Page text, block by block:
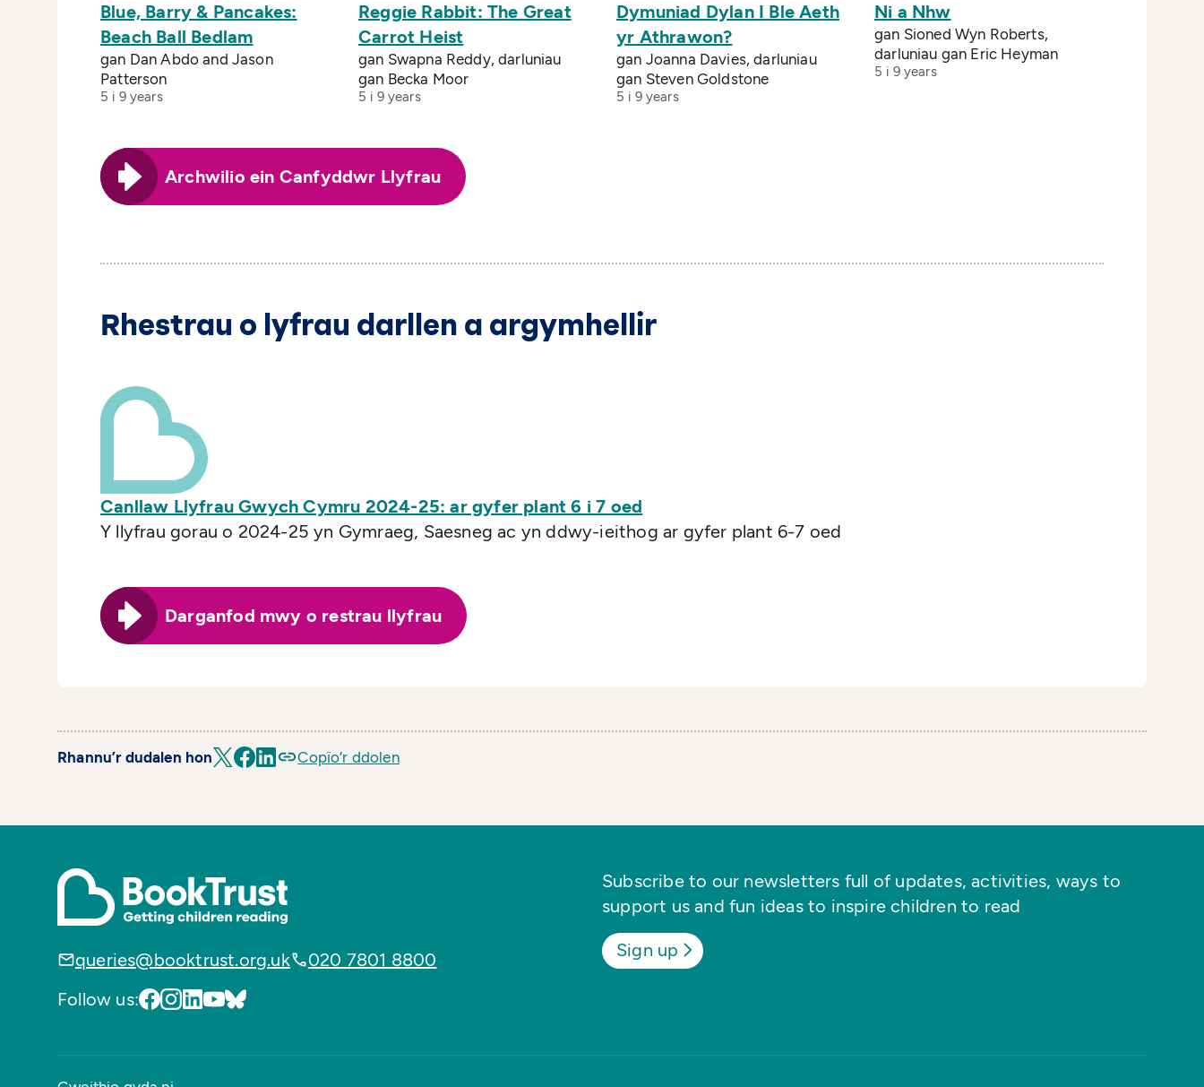
Blue, Barry & Pancakes:
Beach Ball Bedlam
gan Dan Abdo and Jason
Patterson
5 i 9 years
Reggie Rabbit: The Great
Carrot Heist
gan Swapna Reddy, darluniau
gan Becka Moor
5 i 9 years
Dymuniad Dylan I Ble Aeth
yr Athrawon?
gan Joanna Davies, darluniau
gan Steven Goldstone
5 i 9 years
Ni a Nhw
gan Sioned Wyn Roberts,
darluniau gan Eric Heyman
5 i 9 years
Archwilio ein Canfyddwr Llyfrau
Rhestrau o lyfrau darllen a argymhellir
Canllaw Llyfrau Gwych Cymru 2024-25: ar gyfer plant 6 i 7 oed
Y llyfrau gorau o 2024-25 yn Gymraeg, Saesneg ac yn ddwy-ieithog ar gyfer plant 6-7 oed
Darganfod mwy o restrau llyfrau
Rhannu’r dudalen hon Copïo’r ddolen
queries@booktrust.org.uk
020 7801 8800
Follow us:
Subscribe to our newsletters full of updates, activities, ways to
support us and fun ideas to inspire children to read
Sign up